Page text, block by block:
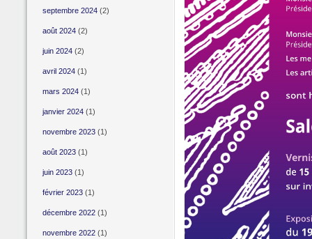
septembre 2024(2)
août 2024(2)
juin 2024(2)
avril 2024(1)
mars 2024(1)
janvier 2024(1)
novembre 2023(1)
août 2023(1)
juin 2023(1)
février 2023(1)
décembre 2022(1)
novembre 2022(1)